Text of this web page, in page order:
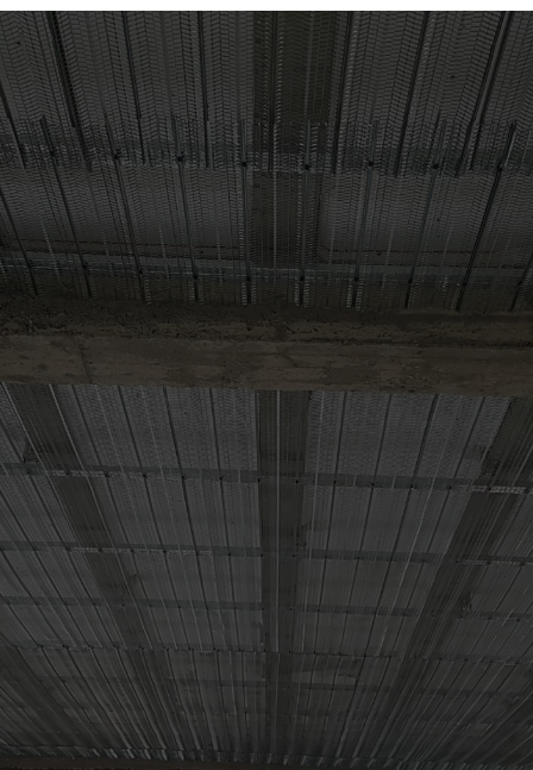
Contactez-Nous
Adresse
95 Impasse des Dentelles, 84170 Monteux
06 26 49 48 17
Email
calvin.daniel@orange.fr
LAISSEZ-NOU SUN MESSAGE
Mentions Légales
Politique de Confidentialité
Plan du Site